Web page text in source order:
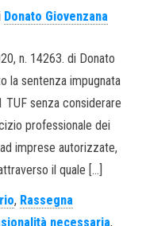
Donato Giovenzana
n. 14263. di Donato
la sentenza impugnata
TUF senza considerare
professionale dei
imprese autorizzate,
il quale […]
, Rassegna
necessaria,